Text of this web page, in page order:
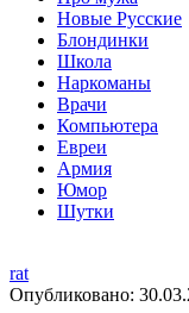
Новые Русские
Блондинки
Школа
Наркоманы
Врачи
Компьютера
Евреи
Армия
Юмор
Шутки
rat
Опубликовано: